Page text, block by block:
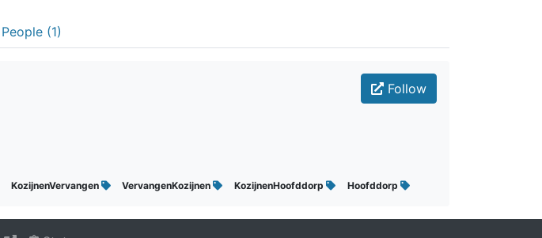
People (1)
Follow
KozijnenVervangen VervangenKozijnen KozijnenHoofddorp Hoofddorp